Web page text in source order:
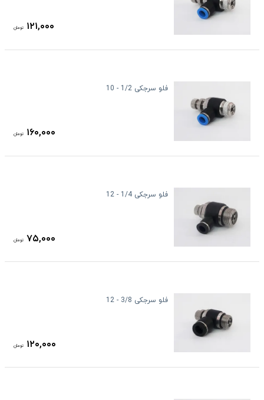
۱۲۱,۰۰۰ تومان
فلو سرجکی 1/2 - 10
۱۶۰,۰۰۰ تومان
فلو سرجکی 1/4 - 12
۷۵,۰۰۰ تومان
فلو سرجکی 3/8 - 12
۱۲۰,۰۰۰ تومان